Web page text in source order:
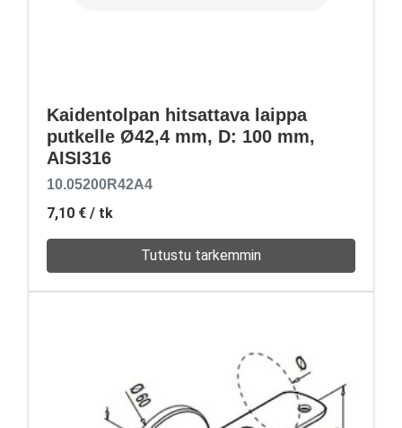
Kaidentolpan hitsattava laippa
putkelle Ø42,4 mm, D: 100 mm,
AISI316
10.05200R42A4
7,10 € / tk
Tutustu tarkemmin